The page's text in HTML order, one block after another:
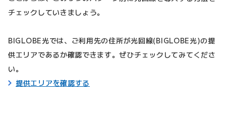
チェックしていきましょう。
BIGLOBE光では、ご利用先の住所が光回線(BIGLOBE光)の提
供エリアであるか確認できます。ぜひチェックしてみてくださ
い。
提供エリアを確認する